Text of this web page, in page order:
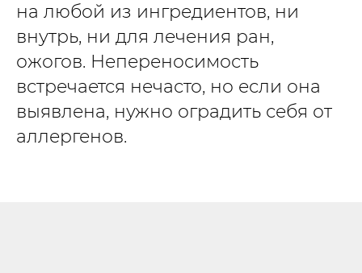
на любой из ингредиентов, ни
внутрь, ни для лечения ран,
ожогов. Непереносимость
встречается нечасто, но если она
выявлена, нужно оградить себя от
аллергенов.